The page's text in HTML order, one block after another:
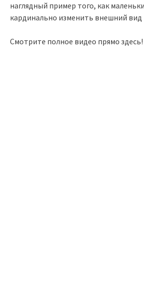
наглядный пример того, как
кардинально изменить внешний вид
Смотрите полное видео прямо здесь!